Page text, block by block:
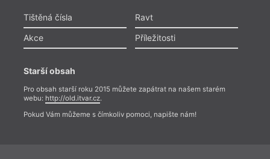
Tištěná čísla
Ravt
Akce
Příležitosti
Starší obsah
Pro obsah starší roku 2015 můžete zapátrat na našem starém
webu: http://old.itvar.cz.
Pokud Vám můžeme s čímkoliv pomoci, napište nám!